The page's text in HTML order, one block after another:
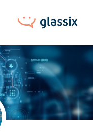
האם בוט AI מסוגל להחליף נציג שירות ומכירות אנושי מיומן? – GLASSIX